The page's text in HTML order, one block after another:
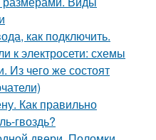
как подключить.
к электросети: схемы
Из чего же состоят
Как правильно
гвоздь?